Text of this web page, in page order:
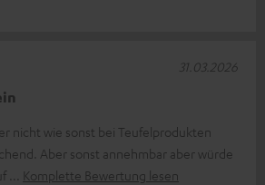
nicht wie sonst bei Teufelprodukten
Aber sonst annehmbar aber würde
Komplette Bewertung lesen
31.03.2026